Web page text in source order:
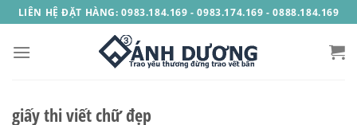
Skip
to
content
LIÊN HỆ ĐẶT HÀNG: 0983.184.169 - 0983.174.169 - 0888.184.169
giấy thi viết chữ đẹp